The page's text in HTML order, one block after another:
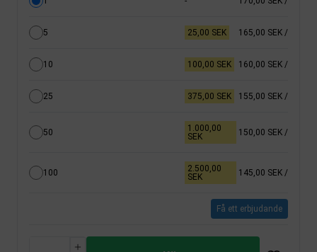
5 25,00 SEK 165,00 SEK /
10 100,00 SEK 160,00 SEK /
25 375,00 SEK 155,00 SEK /
50
1.000,00
SEK
150,00 SEK /
100
2.500,00
SEK
145,00 SEK /
Få ett erbjudande